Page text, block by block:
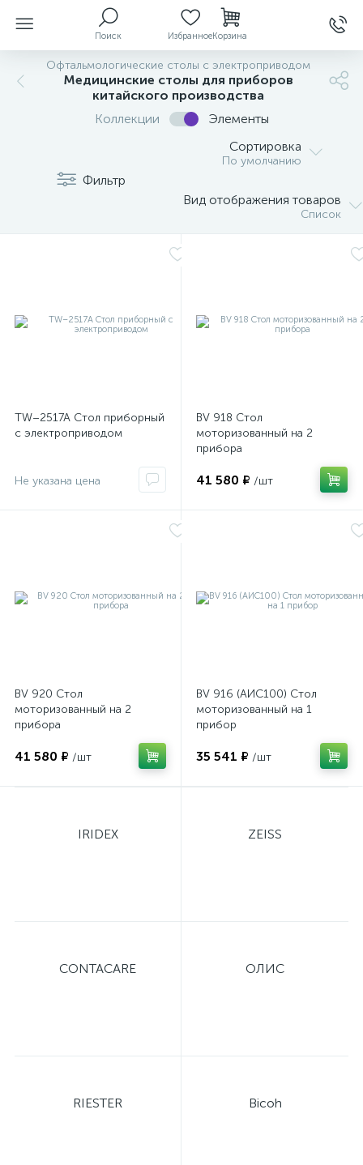
Поиск ИзбранноеКорзина
Офтальмологические столы с электроприводом
Медицинские столы для приборов
китайского производства
Коллекции
Элементы
Фильтр
Сортировка
По умолчанию
Вид отображения товаров
Список
TW–2517A Стол приборный
с электроприводом
BV 918 Стол
моторизованный на 2
прибора
41 580 ₽ /шт
BV 920 Стол
моторизованный на 2
прибора
41 580 ₽ /шт
BV 916 (АИС100) Стол
моторизованный на 1
прибор
35 541 ₽ /шт
IRIDEX ZEISS
CONTACARE ОЛИС
RIESTER Bicoh